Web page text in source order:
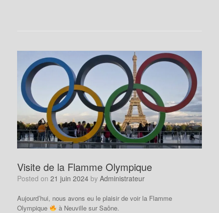
Visite de la Flamme Olympique
Posted on 21 juin 2024 by Administrateur
Aujourd’hui, nous avons eu le plaisir de voir la Flamme
Olympique
à Neuville sur Saône.